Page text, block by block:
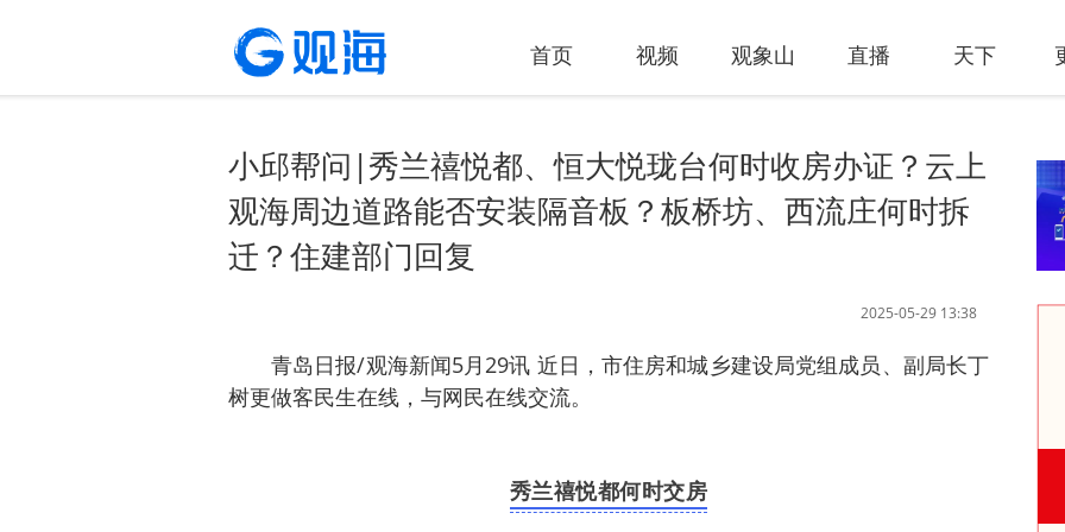
首页 视频 观象山 直播 天下
小邱帮问|秀兰禧悦都、恒大悦珑台何时收房办证？云上
观海周边道路能否安装隔音板？板桥坊、西流庄何时拆
迁？住建部门回复
2025-05-29 13:38
青岛日报/观海新闻5月29讯 近日， 市住房和城乡建设局党组成员、副局长丁
树更做客民生在线，与网民在线交流。
秀兰禧悦都何时交房